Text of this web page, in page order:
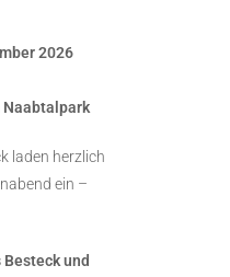
2026
Naabtalpark
laden herzlich
ein –
und